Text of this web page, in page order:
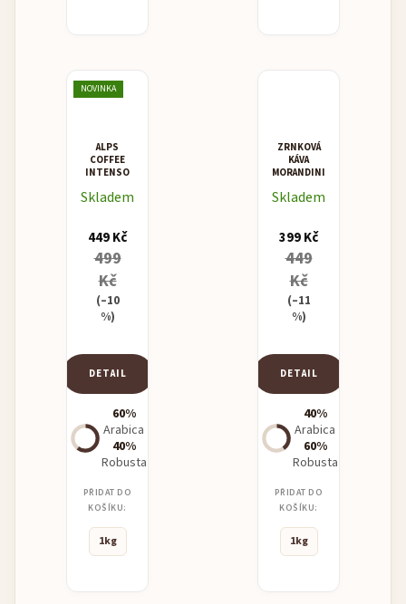
NOVINKA
ALPS
COFFEE
INTENSO
Skladem
449 Kč
499
Kč
(–10
%)
DETAIL
60%
Arabica
40%
Robusta
PŘIDAT DO
KOŠÍKU:
1kg
ZRNKOVÁ
KÁVA
MORANDINI
SUPERCREMA
Skladem
399 Kč
449
Kč
(–11
%)
DETAIL
40%
Arabica
60%
Robusta
PŘIDAT DO
KOŠÍKU:
1kg